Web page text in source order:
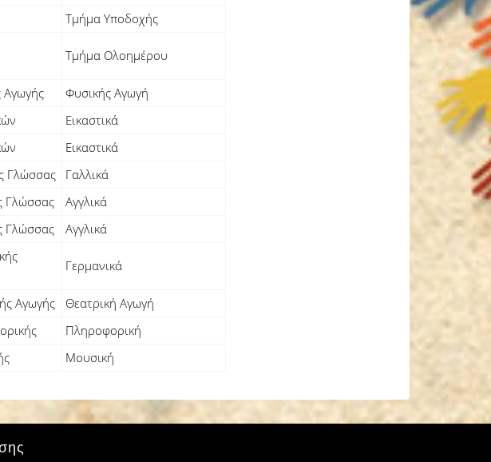
Τμήμα Υποδοχής
Τμήμα Ολοημέρου
Αγωγής
Φυσικής Αγωγή
Εικαστικά
Εικαστικά
Γλώσσας
Γαλλικά
Γλώσσας
Αγγλικά
Γλώσσας Αγγλικά
Γερμανικά
Αγωγής
Θεατρική Αγωγή
Πληροφορική
Μουσική